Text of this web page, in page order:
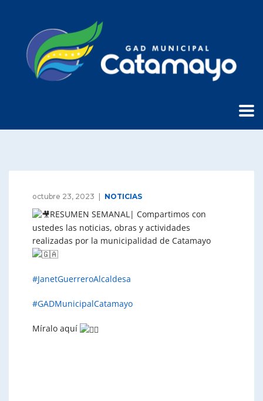
octubre 23, 2023 NOTICIAS
RESUMEN SEMANAL| Compartimos con
ustedes las noticias, obras y actividades
realizadas por la municipalidad de Catamayo
#JanetGuerreroAlcaldesa
#GADMunicipalCatamayo
Míralo aquí